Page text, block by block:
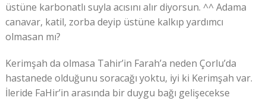
üstüne karbonatlı suyla acısını alır diyorsun. ^^ Adama
canavar, katil, zorba deyip üstüne kalkıp yardımcı
olmasan mı?
Kerimşah da olmasa Tahir’in Farah’a neden Çorlu’da
hastanede olduğunu soracağı yoktu, iyi ki Kerimşah var.
İleride FaHir’in arasında bir duygu bağı gelişecekse